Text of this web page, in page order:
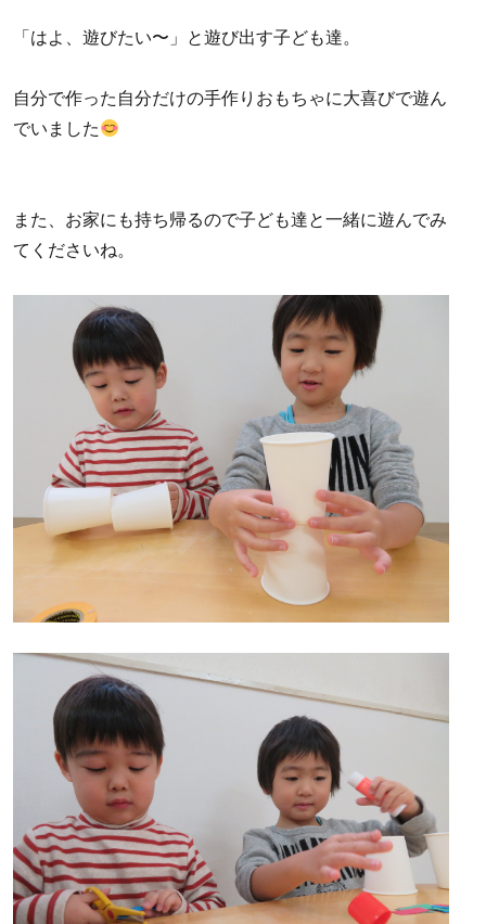
「はよ、遊びたい〜」と遊び出す子ども達。
自分で作った自分だけの手作りおもちゃに大喜びで遊ん
でいました
また、お家にも持ち帰るので子ども達と一緒に遊んでみ
てくださいね。